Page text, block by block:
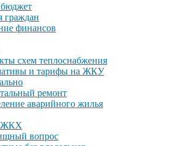
граждан
финансов
схем теплоснабжения
и тарифы на ЖКУ
ремонт
аварийного жилья
вопрос